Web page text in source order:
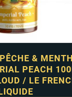
&
PEACH
/ LE